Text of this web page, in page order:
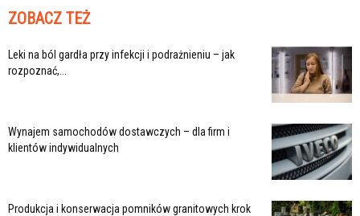
ZOBACZ TEŻ
Leki na ból gardła przy infekcji i podrażnieniu – jak
rozpoznać,...
Wynajem samochodów dostawczych – dla firm i
klientów indywidualnych
Produkcja i konserwacja pomników granitowych krok